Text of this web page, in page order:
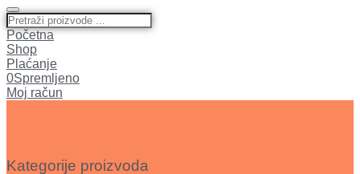
Početna
Shop
Plaćanje
0Spremljeno
Moj račun
Kategorije proizvoda